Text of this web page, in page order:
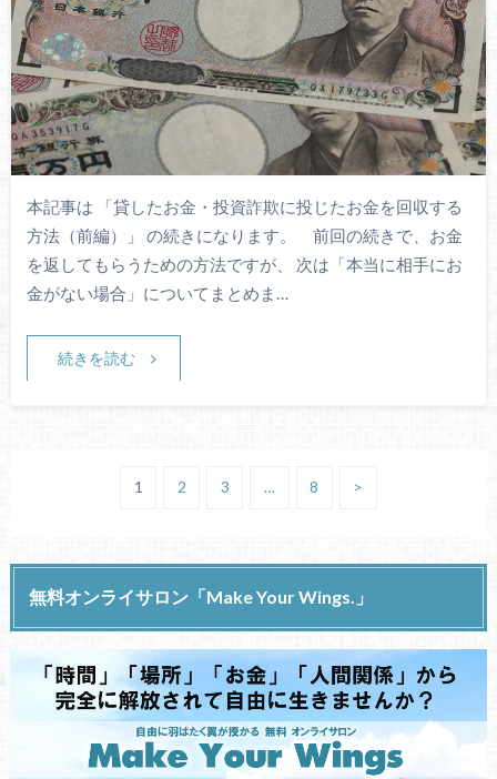
本記事は 「貸したお金・投資詐欺に投じたお金を回収する
方法（前編）」 の続きになります。 前回の続きで、お金
を返してもらうための方法ですが、 次は「本当に相手にお
金がない場合」についてまとめま…
続きを読む
1 2 3 … 8 >
無料オンライサロン「Make Your Wings.」